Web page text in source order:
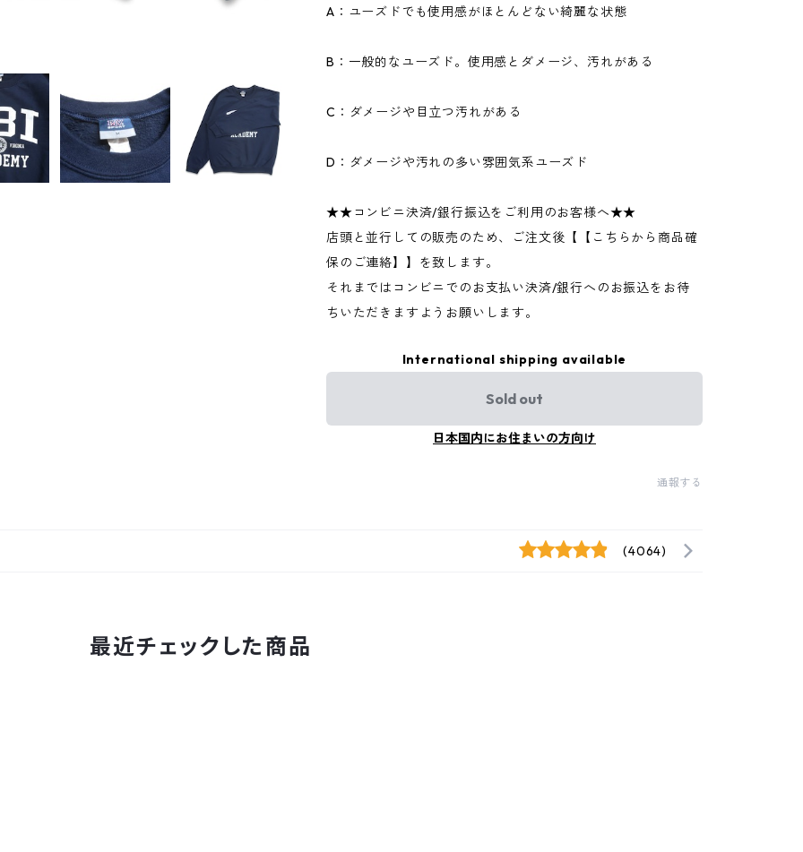
A：ユーズドでも使用感がほとんどない綺麗な状態
B：一般的なユーズド。使用感とダメージ、汚れがある
C：ダメージや目立つ汚れがある
D：ダメージや汚れの多い雰囲気系ユーズド
★★コンビニ決済/銀行振込をご利用のお客様へ★★
店頭と並行しての販売のため、ご注文後【【こちらから商品確
保のご連絡】】を致します。
それまではコンビニでのお支払い決済/銀行へのお振込をお待
ちいただきますようお願いします。
International shipping available
Sold out
日本国内にお住まいの方向け
通報する
(4064)
最近チェックした商品